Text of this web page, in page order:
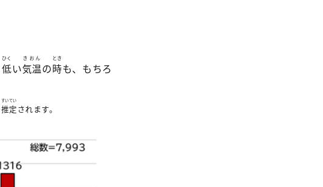
低
ひく
い気温
きおん
の時
とき
も、もちろ
推定
すいてい
されます。